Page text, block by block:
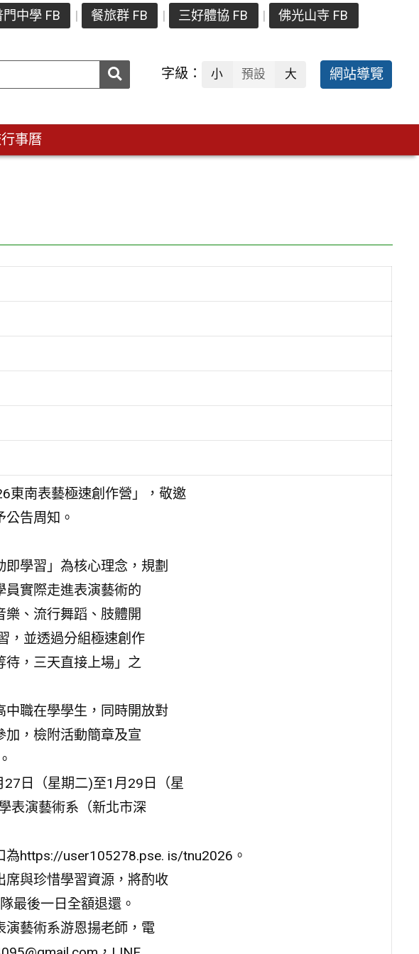
門中學 FB 餐旅群 FB 三好體協 FB 佛光山寺 FB
送出 字級： 小 預設 大 網站導覽
事曆
東南表藝極速創作營」，敬邀
告周知。
學習」為核心理念，規劃
員實際走進表演藝術的
、流行舞蹈、肢體開
，並透過分組極速創作
待，三天直接上場」之
中職在學學生，同時開放對
加，檢附活動簡章及宣
日（星期二)至1月29日（星
表演藝術系（新北市深
為https://user105278.pse. is/tnu2026。
席與珍惜學習資源，將酌收
最後一日全額退還。
演藝術系游恩揚老師，電